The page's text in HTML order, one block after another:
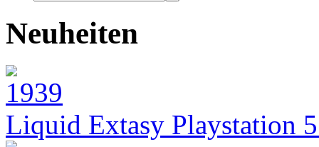
Neuheiten
Liquid Extasy Playstation